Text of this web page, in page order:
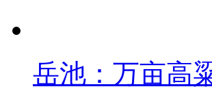
岳池：万亩高